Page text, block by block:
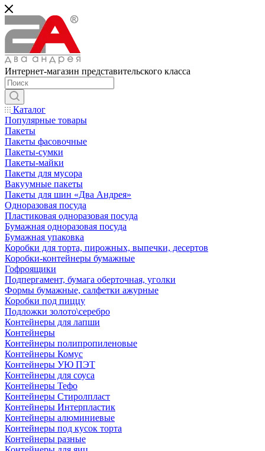
Интернет-магазин представительского класса
Каталог
Популярные товары
Пакеты
Пакеты фасовочные
Пакеты-сумки
Пакеты-майки
Пакеты для мусора
Вакуумные пакеты
Пакеты для шин «Два Андрея»
Одноразовая посуда
Пластиковая одноразовая посуда
Бумажная одноразовая посуда
Бумажная упаковка
Коробки для торта, пирожных, выпечки, десертов
Коробки-контейнеры бумажные
Гофроящики
Подпергамент, бумага оберточная, уголки
Формы бумажные, салфетки ажурные
Коробки под пиццу
Подложки золото\серебро
Контейнеры для лапши
Контейнеры
Контейнеры полипропиленовые
Контейнеры Комус
Контейнеры УЮ ПЭТ
Контейнеры для соуса
Контейнеры Тефо
Контейнеры Стиролпласт
Контейнеры Интерпластик
Контейнеры алюминиевые
Контейнеры под кусок торта
Контейнеры разные